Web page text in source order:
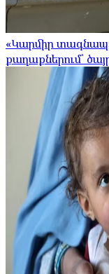
«Կարմիր
քաղաքներում՝